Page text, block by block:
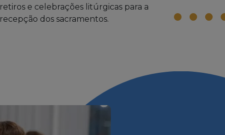
retiros e celebrações litúrgicas para a
recepção dos sacramentos.